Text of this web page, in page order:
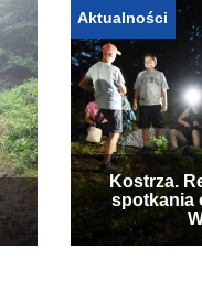
Aktualności
Kostrza.
spotkania